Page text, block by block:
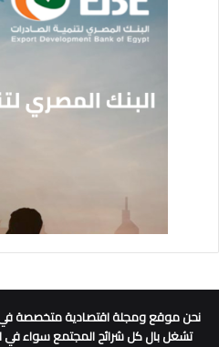
نحن موقع ومجلة اقتصادية متخصصة في
تشغل بال كل شرائح المجتمع سواء في